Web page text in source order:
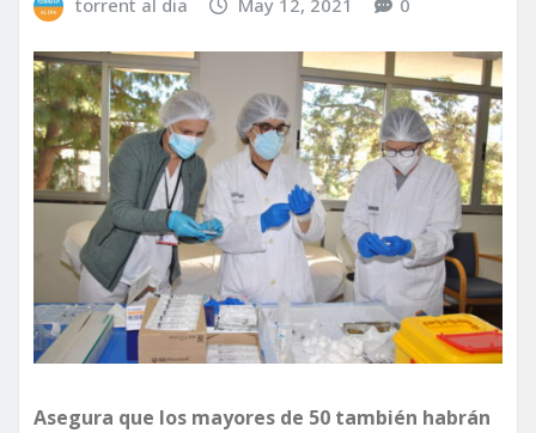
torrent al dia May 12, 2021 0
Asegura que los mayores de 50 también habrán